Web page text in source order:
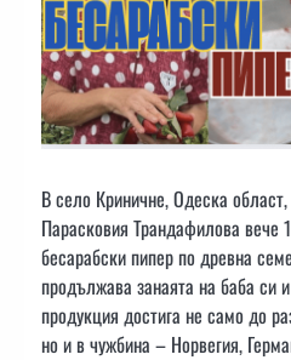
В село Криничне, Одеска
Парасковия Трандафилова вече
бесарабски пипер по древна
продължава занаята на баба си
продукция достига не само до
но и в чужбина – Норвегия,